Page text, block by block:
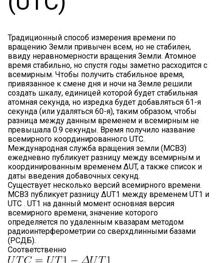
Традиционный способ измерения времени по
вращению Земли привычен всем, но не стабилен,
ввиду неравномерности вращения Земли. Атомное
время стабильно, но спустя годы заметно расходится с
всемирным. Чтобы получить стабильное время,
привязанное к смене дня и ночи на Земле решили
создать шкалу, единицей которой будет стабильная
атомная секунда, но изредка будет добавляться 61-я
секунда (или удаляться 60-я), таким образом, чтобы
разница между данным временем и всемирным не
превышала 0.9 секунды. Время получило название
всемирного координированного UTC.
Международная служба вращения земли (МСВЗ)
ежедневно публикует разницу между всемирным и
координированным временем ΔUT, а также список и
даты введения добавочных секунд.
Существует несколько версий всемирного времени.
МСВЗ публикует разницу ΔUT1 между временем UT1 и
UTC . UT1 на данный момент основная версия
всемирного времени, значение которого
определяется по удаленным квазарам методом
радиоинтерферометрии со сверхдлинными базами
(РСДБ).
Соответственно